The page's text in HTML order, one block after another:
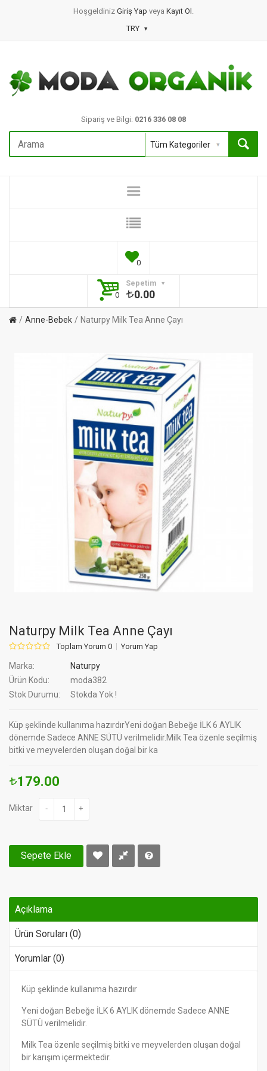
Hoşgeldiniz Giriş Yap veya Kayıt Ol .
TRY
Sipariş ve Bilgi: 0216 336 08 08
0
Sepetim
0
0.00
Anne-Bebek Naturpy Milk Tea Anne Çayı
Naturpy Milk Tea Anne Çayı
Toplam Yorum 0 Yorum Yap
Marka:
Naturpy
Ürün Kodu:
moda382
Stok Durumu:
Stokda Yok !
Küp şeklinde kullanıma hazırdırYeni doğan Bebeğe İLK 6 AYLIK
dönemde Sadece ANNE SÜTÜ verilmelidir.Milk Tea özenle seçilmiş
bitki ve meyvelerden oluşan doğal bir ka
179.00
Miktar - +
Sepete Ekle
Açıklama
Ürün Soruları (0)
Yorumlar (0)
Küp şeklinde kullanıma hazırdır
Yeni doğan Bebeğe İLK 6 AYLIK dönemde Sadece ANNE
SÜTÜ verilmelidir.
Milk Tea özenle seçilmiş bitki ve meyvelerden oluşan doğal
bir karışım içermektedir.